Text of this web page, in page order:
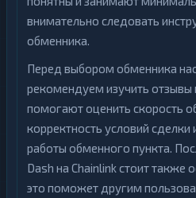
внимательно следовать
обменника.
Перед выбором обменника
рекомендуем изучить отзывы
помогают оценить скорость
корректность условий
работы обменного пункта.
Dash на Chainlink стоит также
это поможет другим